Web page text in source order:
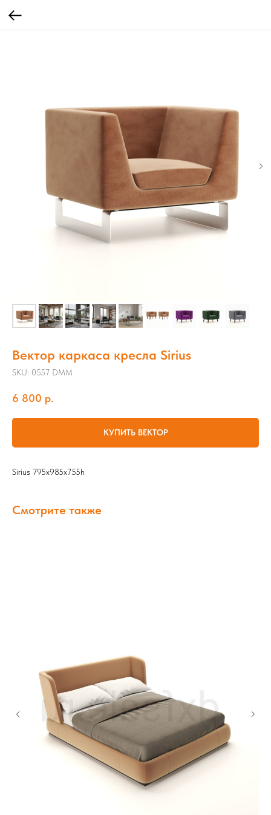
Вектор каркаса кресла Sirius
SKU: 0557 DMM
6 800 р.
КУПИТЬ ВЕКТОР
Sirius 795х985х755h
Смотрите также